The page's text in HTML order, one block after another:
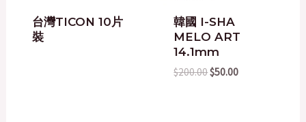
台灣TICON 10片
裝
韓國 I-SHA
MELO ART
14.1mm
$200.00$50.00